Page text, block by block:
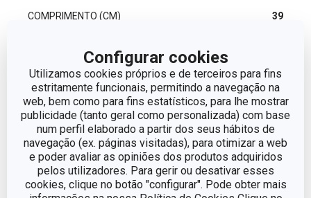
Configurar cookies
Utilizamos cookies próprios e de terceiros para fins
estritamente funcionais, permitindo a navegação na
web, bem como para fins estatísticos, para lhe mostrar
publicidade (tanto geral como personalizada) com base
num perfil elaborado a partir dos seus hábitos de
navegação (ex. páginas visitadas), para otimizar a web
e poder avaliar as opiniões dos produtos adquiridos
pelos utilizadores. Para gerir ou desativar esses
cookies, clique no botão "configurar". Pode obter mais
COMPRIMENTO (CM) 39
Outros parâmetros
ADEQUADO PARA FORNO Sim
ADEQUADO PARA
FRIGORÍFICO
Sim
CATEGORIA tarteiras